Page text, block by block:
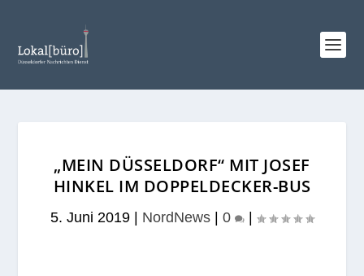
„MEIN DÜSSELDORF“ MIT JOSEF
HINKEL IM DOPPELDECKER-BUS
5. Juni 2019 NordNews 0